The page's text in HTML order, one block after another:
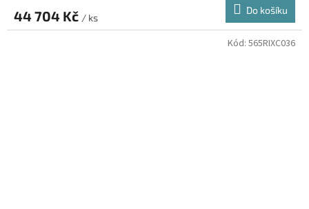
44 704 Kč / ks
Do košíku
Kód: 565RIXC036